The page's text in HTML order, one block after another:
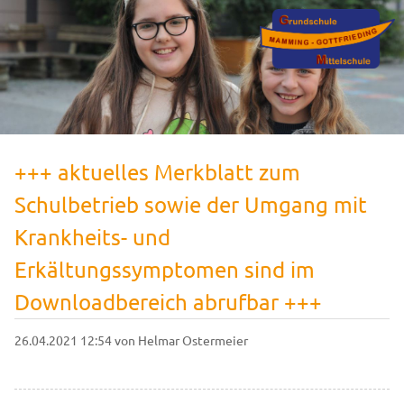
+++ aktuelles Merkblatt zum
Schulbetrieb sowie der Umgang mit
Krankheits- und
Erkältungssymptomen sind im
Downloadbereich abrufbar +++
26.04.2021 12:54von Helmar Ostermeier